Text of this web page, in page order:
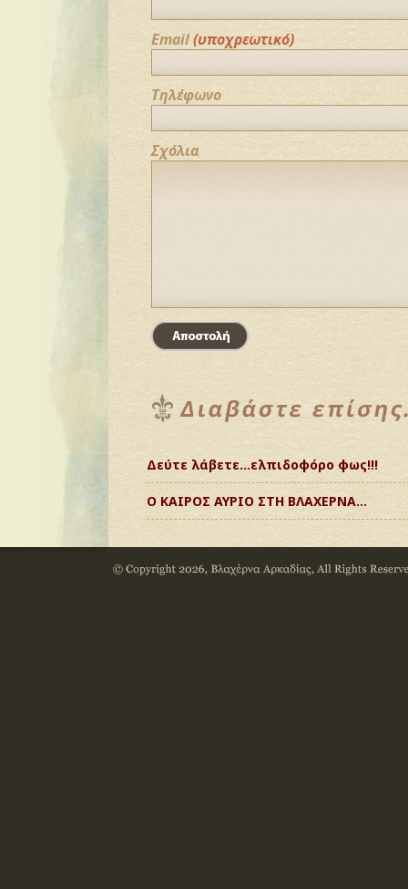
Email(υποχρεωτικό)
Τηλέφωνο
Σχόλια
Δεύτε λάβετε…ελπιδοφόρο φως!!!
Ο ΚΑΙΡΟΣ ΑΥΡΙΟ ΣΤΗ ΒΛΑΧΕΡΝΑ…